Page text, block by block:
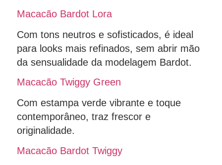
Macacão Bardot Lora
Com tons neutros e sofisticados, é ideal
para looks mais refinados, sem abrir mão
da sensualidade da modelagem Bardot.
Macacão Twiggy Green
Com estampa verde vibrante e toque
contemporâneo, traz frescor e
originalidade.
Macacão Bardot Twiggy